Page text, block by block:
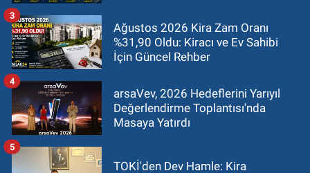
Ağustos 2026 Kira Zam Oranı
%31,90 Oldu: Kiracı ve Ev Sahibi
İçin Güncel Rehber
3
arsaVev, 2026 Hedeflerini Yarıyıl
Değerlendirme Toplantısı'nda
Masaya Yatırdı
4
TOKİ'den Dev Hamle: Kira
5